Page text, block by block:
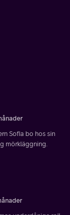
Sofia bo hos sin
mörkläggning.